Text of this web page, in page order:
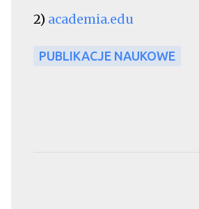
2) academia.edu
PUBLIKACJE NAUKOWE